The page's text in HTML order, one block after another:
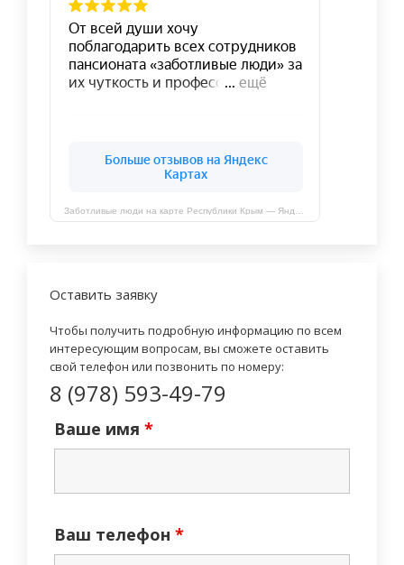
Оставить заявку
Чтобы получить подробную информацию по всем
интересующим вопросам, вы сможете оставить
свой телефон или позвонить по номеру:
8 (978) 593-49-79
Ваше имя *
Ваш телефон *